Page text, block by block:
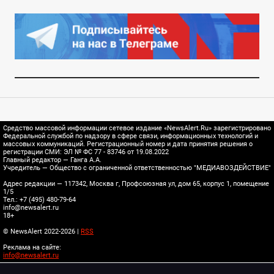
Средство массовой информации сетевое издание «NewsAlert.Ru» зарегистрировано
Федеральной службой по надзору в сфере связи, информационных технологий и
массовых коммуникаций. Регистрационный номер и дата принятия решения о
регистрации СМИ: ЭЛ № ФС 77 - 83746 от 19.08.2022
Главный редактор — Ганга А.А.
Учредитель — Общество с ограниченной ответственностью "МЕДИАВОЗДЕЙСТВИЕ"
Адрес редакции — 117342, Москва г, Профсоюзная ул, дом 65, корпус 1, помещение
1/5
Тел.: +7 (495) 480-79-64
info@newsalert.ru
18+
© NewsAlert 2022-2026 | RSS
Реклама на сайте:
info@newsalert.ru